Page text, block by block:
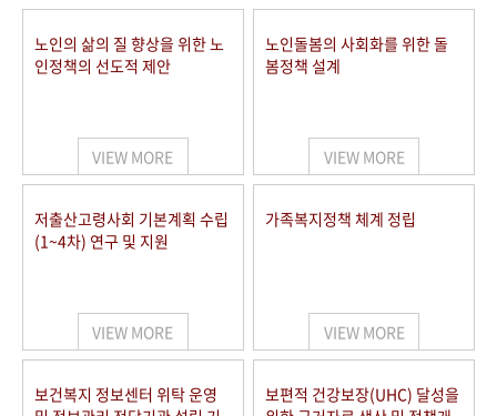
노인의 삶의 질 향상을 위한 노
인정책의 선도적 제안
VIEW MORE
노인돌봄의 사회화를 위한 돌
봄정책 설계
VIEW MORE
저출산고령사회 기본계획 수립
(1~4차) 연구 및 지원
VIEW MORE
가족복지정책 체계 정립
VIEW MORE
보건복지 정보센터 위탁 운영
보편적 건강보장(UHC) 달성을